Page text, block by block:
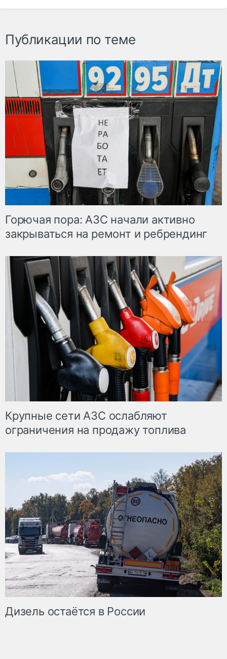
Публикации по теме
Горючая пора: АЗС начали активно
закрываться на ремонт и ребрендинг
Крупные сети АЗС ослабляют
ограничения на продажу топлива
Дизель остаётся в России